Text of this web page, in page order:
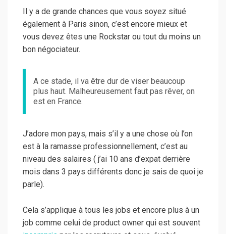
Il y a de grande chances que vous soyez situé
également à Paris sinon, c’est encore mieux et
vous devez êtes une Rockstar ou tout du moins un
bon négociateur.
A ce stade, il va être dur de viser beaucoup
plus haut. Malheureusement faut pas rêver, on
est en France.
J’adore mon pays, mais s’il y a une chose où l’on
est à la ramasse professionnellement, c’est au
niveau des salaires ( j’ai 10 ans d’expat derrière
mois dans 3 pays différents donc je sais de quoi je
parle).
Cela s’applique à tous les jobs et encore plus à un
job comme celui de product owner qui est souvent